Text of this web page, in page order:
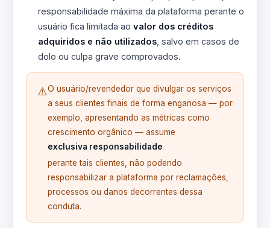
responsabilidade máxima da plataforma perante o
usuário fica limitada ao valor dos créditos
adquiridos e não utilizados , salvo em casos de
dolo ou culpa grave comprovados.
⚠️O usuário/revendedor que divulgar os serviços
a seus clientes finais de forma enganosa — por
exemplo, apresentando as métricas como
crescimento orgânico — assume
exclusiva responsabilidade
perante tais clientes, não podendo
responsabilizar a plataforma por reclamações,
processos ou danos decorrentes dessa
conduta.